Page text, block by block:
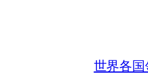
世界各